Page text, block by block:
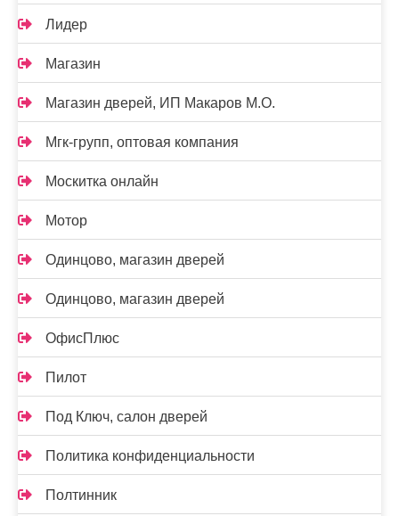
Лидер
Магазин
Магазин дверей, ИП Макаров М.О.
Мгк-групп, оптовая компания
Москитка онлайн
Мотор
Одинцово, магазин дверей
Одинцово, магазин дверей
ОфисПлюс
Пилот
Под Ключ, салон дверей
Политика конфиденциальности
Полтинник